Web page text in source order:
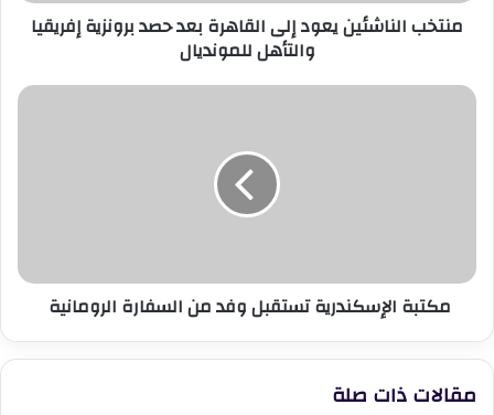
والتأهل
منتخب الناشئين يعود إلى القاهرة بعد حصد برونزية إفريقيا
والتأهل للمونديال
مكتبة
مكتبة الإسكندرية تستقبل وفد من السفارة الرومانية
مقالات ذات صلة